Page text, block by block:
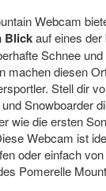
Webcam
Blickauf eines der
Schnee
machen diesen
Stell dir
Snowboarder
wie die ersten
Webcam ist
oder einfach
Pomerelle